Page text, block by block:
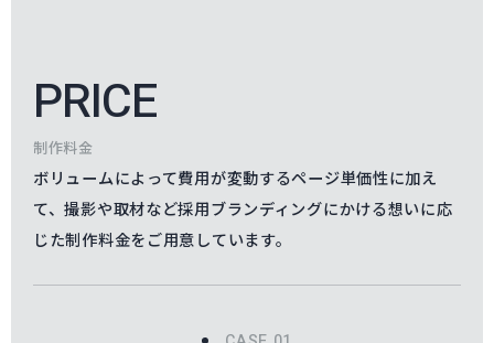
PRICE
制作料金
ボリュームによって費用が変動するページ単価性に加え
て、撮影や取材など採用ブランディングにかける想いに応
じた制作料金をご用意しています。